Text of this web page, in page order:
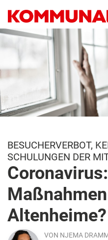
BESUCHERVERBOT,
SCHULUNGEN DER
Altenheime?
VON NJEMA